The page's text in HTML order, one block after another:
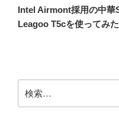
ー
シ
の
投
Intel Airmont採用の中華
Leagoo T5cを使ってみた
索: